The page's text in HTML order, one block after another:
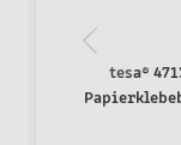
tesa®